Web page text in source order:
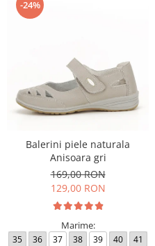
-24%
Balerini piele naturala
Anisoara gri
169,00 RON
129,00 RON
Marime:
35 36 37 38 39 40
41